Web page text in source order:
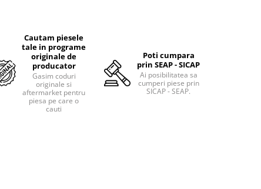
Cautam piesele
tale in programe
originale de
producator
Gasim coduri
originale si
aftermarket pentru
piesa pe care o
cauti
Poti cumpara
prin SEAP - SICAP
Ai posibilitatea sa
cumperi piese prin
SICAP - SEAP.